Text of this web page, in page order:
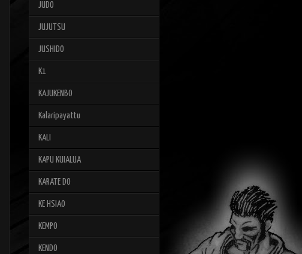
JUDO
JUJUTSU
JUSHIDO
K1
KAJUKENBO
Kalaripayattu
KALI
KAPU KUIALUA
KARATE DO
KE HSIAO
KEMPO
KENDO